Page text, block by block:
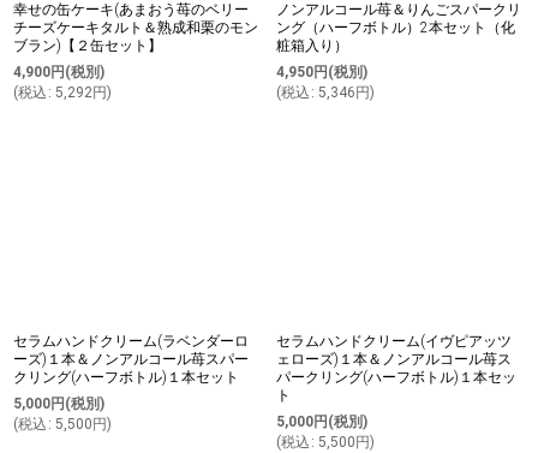
幸せの缶ケーキ(あまおう苺のベリー
チーズケーキタルト＆熟成和栗のモン
ブラン)【２缶セット】
4,900円 (税別)
(税込 : 5,292円)
ノンアルコール苺＆りんごスパークリ
ング（ハーフボトル）2本セット（化
粧箱入り）
4,950円 (税別)
(税込 : 5,346 円)
セラムハンドクリーム(ラベンダーロ
ーズ)１本＆ノンアルコール苺スパー
クリング(ハーフボトル)１本セット
5,000円 (税別)
(税込 : 5,500 円)
セラムハンドクリーム(イヴピアッツ
ェローズ)１本＆ノンアルコール苺ス
パークリング(ハーフボトル)１本セッ
ト
5,000円 (税別)
(税込 : 5,500 円)